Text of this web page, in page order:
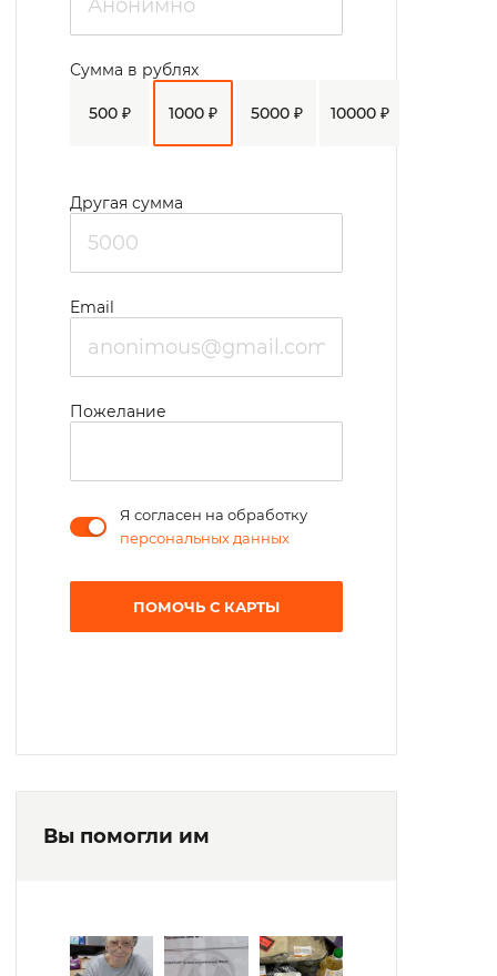
500 ₽ 1000 ₽ 5000 ₽ 10000 ₽
Сумма в рублях
Другая сумма
Email
Пожелание
Я согласен на обработку
персональных данных
ПОМОЧЬ С КАРТЫ
Вы помогли им